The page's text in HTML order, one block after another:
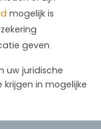
mogelijk is
geven
uw juridische
in mogelijke